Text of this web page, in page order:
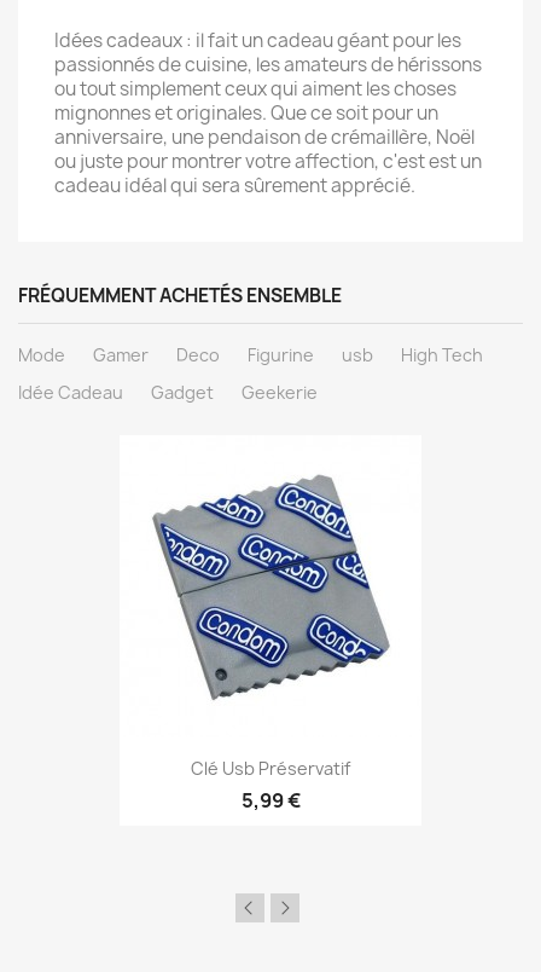
Idées cadeaux : il fait un cadeau géant pour les
passionnés de cuisine, les amateurs de hérissons
ou tout simplement ceux qui aiment les choses
mignonnes et originales. Que ce soit pour un
anniversaire, une pendaison de crémaillère, Noël
ou juste pour montrer votre affection, c'est est un
cadeau idéal qui sera sûrement apprécié.
FRÉQUEMMENT ACHETÉS ENSEMBLE
Mode Gamer Deco Figurine usb
High Tech
Idée Cadeau
Gadget Geekerie
Aperçu rapide
Clé Usb Préservatif
5,99 €